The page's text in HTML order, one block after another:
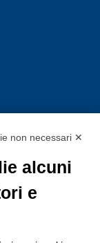
alle ore 14:00
non necessari ✕
alcuni
e